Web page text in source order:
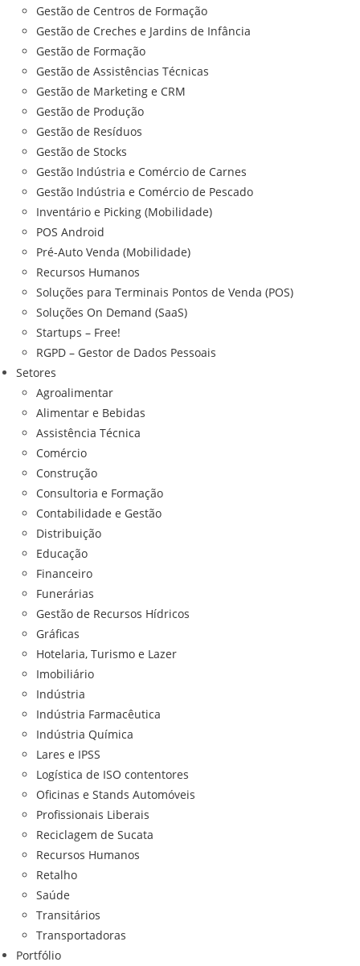
Gestão de Centros de Formação
Gestão de Creches e Jardins de Infância
Gestão de Formação
Gestão de Assistências Técnicas
Gestão de Marketing e CRM
Gestão de Produção
Gestão de Resíduos
Gestão de Stocks
Gestão Indústria e Comércio de Carnes
Gestão Indústria e Comércio de Pescado
Inventário e Picking (Mobilidade)
POS Android
Pré-Auto Venda (Mobilidade)
Recursos Humanos
Soluções para Terminais Pontos de Venda (POS)
Soluções On Demand (SaaS)
Startups – Free!
RGPD – Gestor de Dados Pessoais
Setores
Agroalimentar
Alimentar e Bebidas
Assistência Técnica
Comércio
Construção
Consultoria e Formação
Contabilidade e Gestão
Distribuição
Educação
Financeiro
Funerárias
Gestão de Recursos Hídricos
Gráficas
Hotelaria, Turismo e Lazer
Imobiliário
Indústria
Indústria Farmacêutica
Indústria Química
Lares e IPSS
Logística de ISO contentores
Oficinas e Stands Automóveis
Profissionais Liberais
Reciclagem de Sucata
Recursos Humanos
Retalho
Saúde
Transitários
Transportadoras
Portfólio